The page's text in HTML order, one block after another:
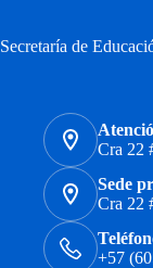
Secretaría de
Cra 22
Sede
Cra 22
+57